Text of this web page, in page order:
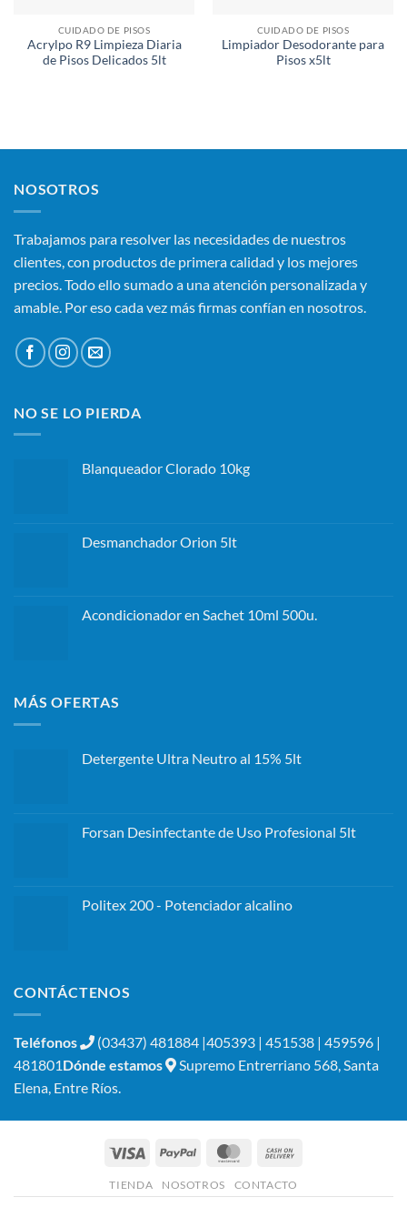
CUIDADO DE PISOS
Acrylpo R9 Limpieza Diaria
de Pisos Delicados 5lt
CUIDADO DE PISOS
Limpiador Desodorante para
Pisos x5lt
NOSOTROS
Trabajamos para resolver las necesidades de nuestros
clientes, con productos de primera calidad y los mejores
precios. Todo ello sumado a una atención personalizada y
amable. Por eso cada vez más firmas confían en nosotros.
NO SE LO PIERDA
Blanqueador Clorado 10kg
Desmanchador Orion 5lt
Acondicionador en Sachet 10ml 500u.
MÁS OFERTAS
Detergente Ultra Neutro al 15% 5lt
Forsan Desinfectante de Uso Profesional 5lt
Politex 200 - Potenciador alcalino
CONTÁCTENOS
Teléfonos
(03437) 481884 |405393 | 451538 | 459596 |
481801Dónde estamos
Supremo Entrerriano 568, Santa
Elena, Entre Ríos.
Visa PayPal MasterCard
Delivery
TIENDA NOSOTROS CONTACTO